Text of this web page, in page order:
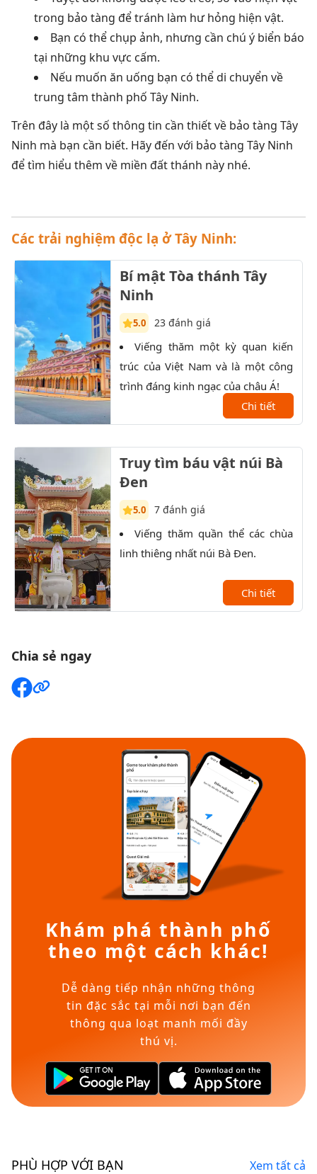
trong bảo tàng để tránh làm hư hỏng hiện vật.
Bạn có thể chụp ảnh, nhưng cần chú ý biển báo
tại những khu vực cấm.
Nếu muốn ăn uống bạn có thể di chuyển về
trung tâm thành phố Tây Ninh.
Trên đây là một số thông tin cần thiết về bảo tàng Tây
Ninh mà bạn cần biết. Hãy đến với bảo tàng Tây Ninh
để tìm hiểu thêm về miền đất thánh này nhé.
Các trải nghiệm độc lạ ở Tây Ninh:
Bí mật Tòa thánh Tây
Ninh
5.0 23 đánh giá
Viếng thăm một kỳ quan kiến
trúc của Việt Nam và là một công
trình đáng kinh ngạc của châu Á!
Chi tiết
Truy tìm báu vật núi Bà
Đen
5.0 7 đánh giá
Viếng thăm quần thể các chùa
linh thiêng nhất núi Bà Đen.
Chi tiết
Chia sẻ ngay
Khám phá thành phố
theo một cách khác!
Dễ dàng tiếp nhận những thông
tin đặc sắc tại mỗi nơi bạn đến
thông qua loạt manh mối đầy
thú vị.
PHÙ HỢP VỚI BẠN Xem tất cả